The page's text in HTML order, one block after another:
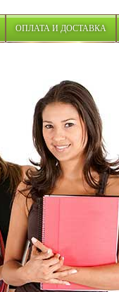
ОПЛАТА И ДОСТАВКА